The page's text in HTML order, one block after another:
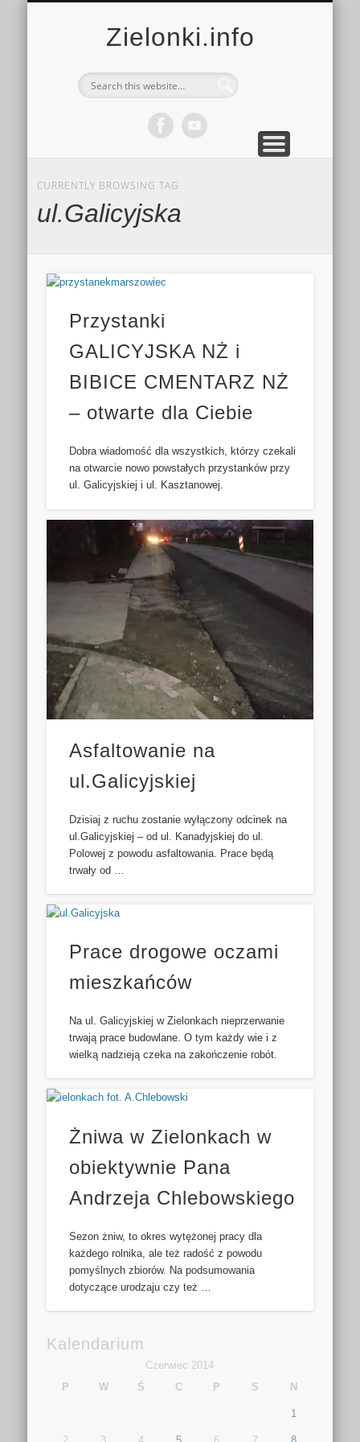
Zielonki.info
CURRENTLY BROWSING TAG
ul.Galicyjska
Przystanki
GALICYJSKA NŻ i
BIBICE CMENTARZ NŻ
– otwarte dla Ciebie
Dobra wiadomość dla wszystkich, którzy czekali
na otwarcie nowo powstałych przystanków przy
ul. Galicyjskiej i ul. Kasztanowej.
Asfaltowanie na
ul.Galicyjskiej
Dzisiaj z ruchu zostanie wyłączony odcinek na
ul.Galicyjskiej – od ul. Kanadyjskiej do ul.
Polowej z powodu asfaltowania. Prace będą
trwały od …
Prace drogowe oczami
mieszkańców
Na ul. Galicyjskiej w Zielonkach nieprzerwanie
trwają prace budowlane. O tym każdy wie i z
wielką nadzieją czeka na zakończenie robót.
Żniwa w Zielonkach w
obiektywnie Pana
Andrzeja Chlebowskiego
Sezon żniw, to okres wytężonej pracy dla
każdego rolnika, ale też radość z powodu
pomyślnych zbiorów. Na podsumowania
dotyczące urodzaju czy też …
Kalendarium
Czerwiec 2014
P
W Ś C P S N
1